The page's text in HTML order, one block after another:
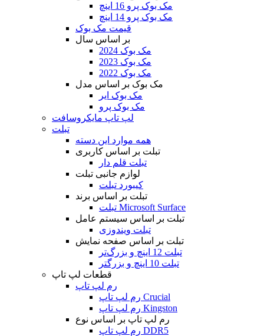
مک بوک پرو 16 اینچ
مک بوک پرو 14 اینچ
قیمت مک بوک
بر اساس سال
مک بوک 2024
مک بوک 2023
مک بوک 2022
مک بوک بر اساس مدل
مک بوک ایر
مک بوک پرو
لپ تاپ مایکروسافت
تبلت
همه موارد این دسته
تبلت بر اساس کاربری
تبلت قلم دار
لوازم جانبی تبلت
کیبورد تبلت
تبلت بر اساس برند
تبلت Microsoft Surface
تبلت بر اساس سیستم عامل
تبلت ویندوزی
تبلت بر اساس صفحه نمایش
تبلت 12 اینچ و بزرگ‌تر
تبلت 10 اینچ و بزرگتر
قطعات لپ تاپ
رم لپ تاپ
رم لپ تاپ Crucial
رم لپ تاپ Kingston
رم لپ تاپ بر اساس نوع
رم لپ تاپ DDR5